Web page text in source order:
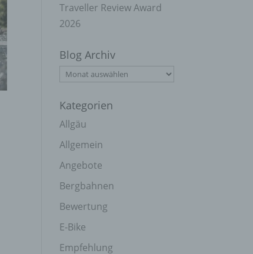
Traveller Review Award
2026
Blog Archiv
Blog
Kategorien
Allgäu
Allgemein
Angebote
Bergbahnen
Bewertung
E-Bike
Empfehlung